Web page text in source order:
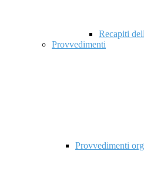
Recapiti
Provvedimenti
Provvedimenti